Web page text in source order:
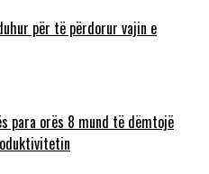
për të përdorur vajin e
para orës 8 mund të dëmtojë